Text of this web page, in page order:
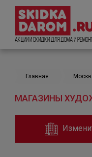
Акции и Скидки для дома и
Главная
МАГАЗИНЫ